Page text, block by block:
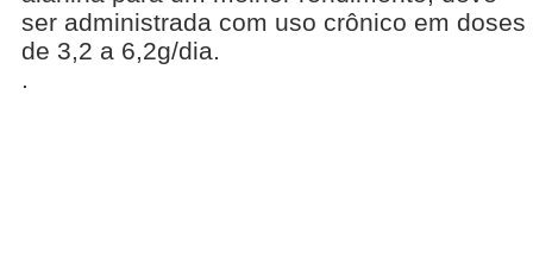
ser administrada com uso crônico em doses
de 3,2 a 6,2g/dia.
.